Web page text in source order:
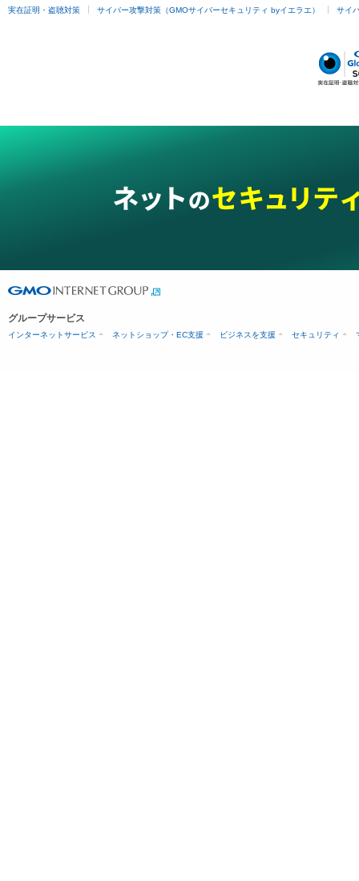
実在証明・盗聴対策
サイバー攻撃対策（GMOサイバーセキュリティ byイエラエ） サイ
グループサービス
インターネットサービス ネットショップ・EC支援 ビジネスを支援 セキュリティ